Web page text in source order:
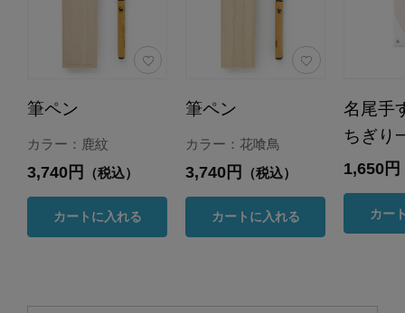
筆ペン
カラー：鹿紋
3,740円 （税込）
カートに入れる
筆ペン
カラー：花喰鳥
3,740円 （税込）
カートに入れる
名尾
ちぎり
1,650円
カー